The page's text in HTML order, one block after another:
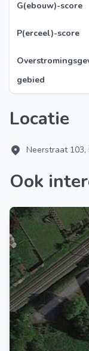
G(ebouw)-score
P(erceel)-score
gebied
Locatie
Neerstraat 103,
Ook